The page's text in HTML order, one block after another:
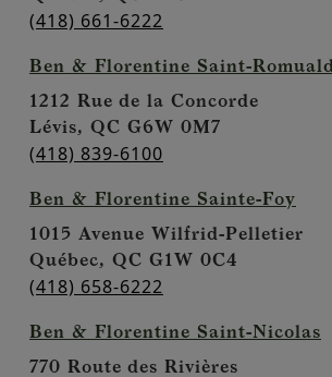
(418) 661-6222
Ben & Florentine Saint-Romuald
1212 Rue de la Concorde
Lévis, QC G6W 0M7
(418) 839-6100
Ben & Florentine Sainte-Foy
1015 Avenue Wilfrid-Pelletier
Québec, QC G1W 0C4
(418) 658-6222
Ben & Florentine Saint-Nicolas
770 Route des Rivières